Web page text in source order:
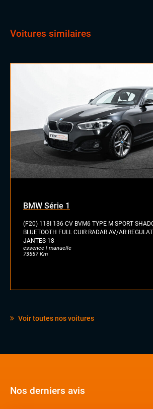
Voitures similaires
BMW Série 1
(F20) 118I 136 CV BVM6 TYPE M SPORT
BLUETOOTH FULL CUIR RADAR AV/AR
JANTES 18
essence | manuelle
73557 Km
Voir toutes nos voitures
Nos derniers avis